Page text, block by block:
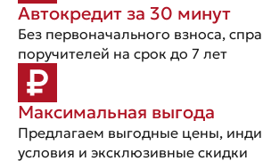
Автокредит за 30 минут
Без первоначального взноса,
поручителей на срок до 7 лет
Максимальная выгода
Предлагаем выгодные цены,
условия и эксклюзивные скидки